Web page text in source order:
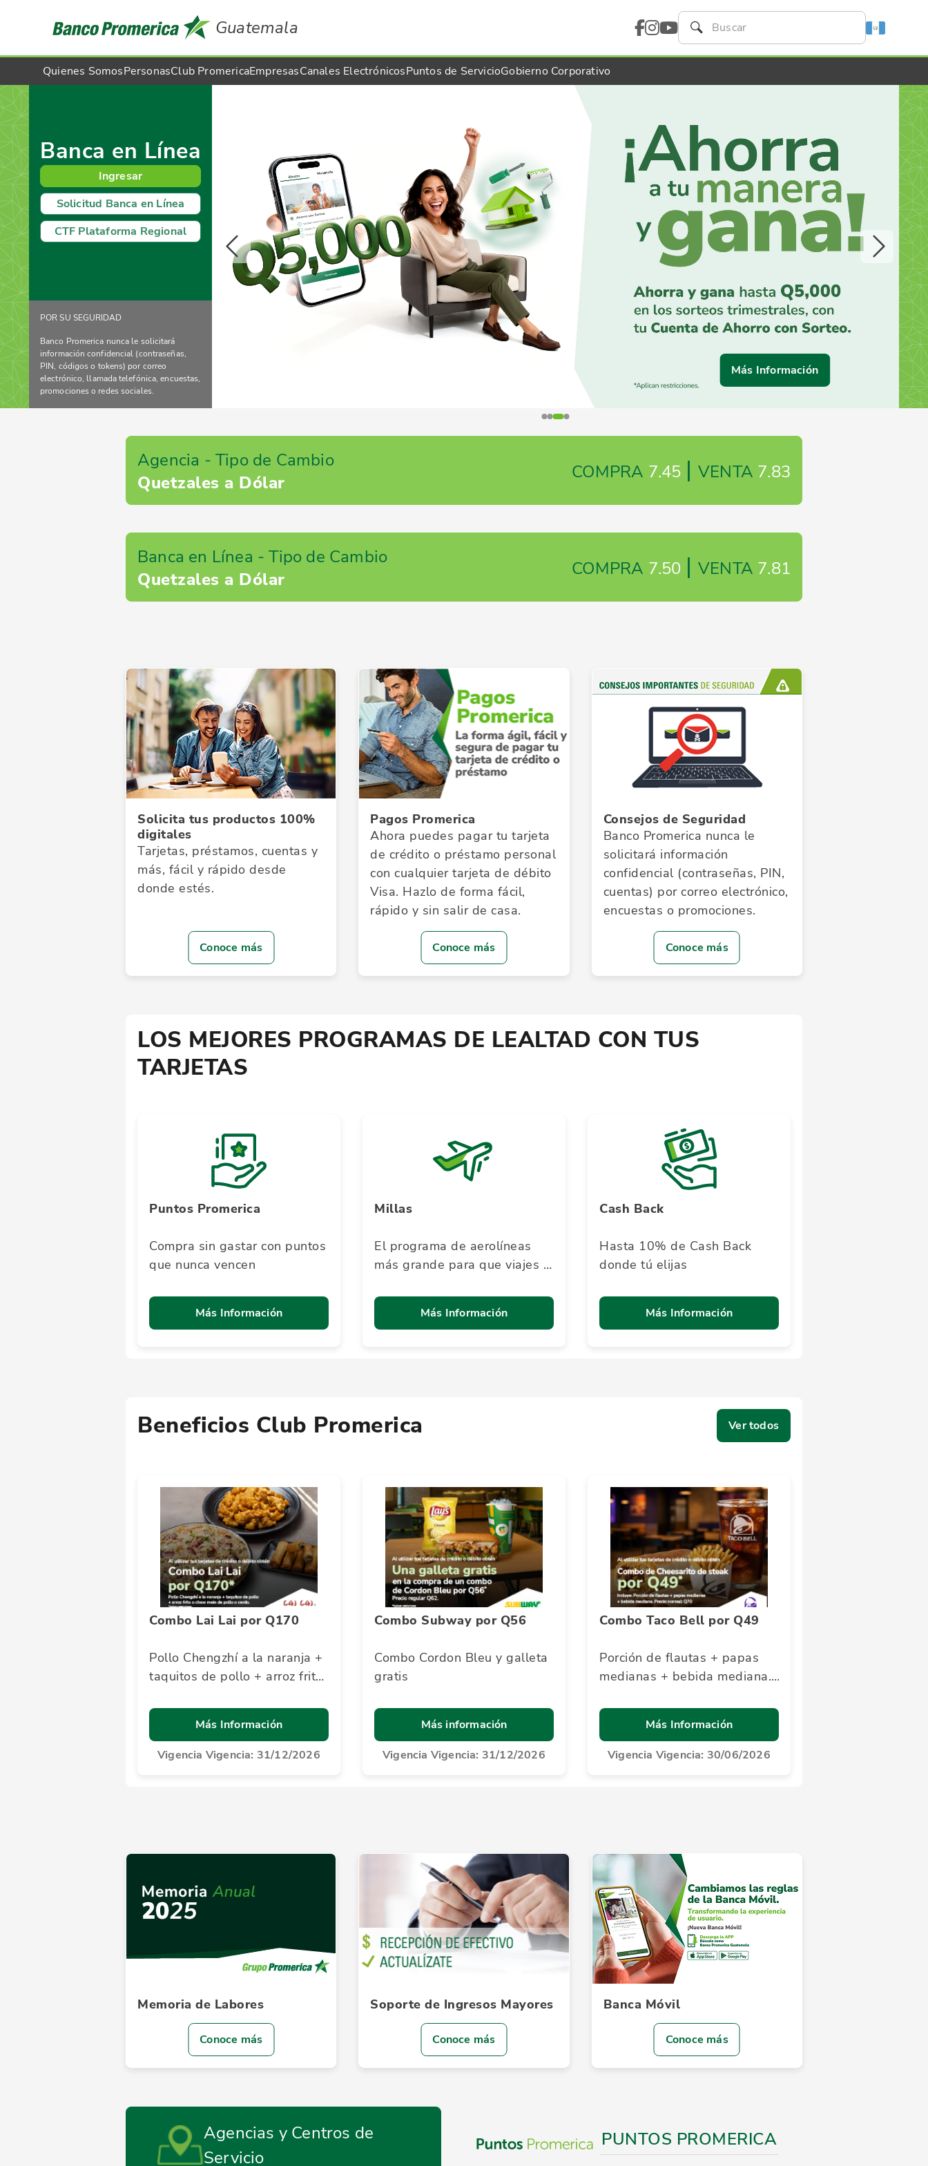
Guatemala
Quienes SomosPersonasClub PromericaEmpresasCanales ElectrónicosPuntos de ServicioGobierno Corporativo
Banca en Línea
Ingresar
Solicitud Banca en Línea
CTF Plataforma Regional
POR SU SEGURIDAD
Banco Promerica nunca le solicitará
información confidencial (contraseñas,
PIN, códigos o tokens) por correo
electrónico, llamada telefónica, encuestas,
promociones o redes sociales.
Más Información
Agencia - Tipo de Cambio
Quetzales a Dólar
COMPRA 7.45 | VENTA 7.83
Banca en Línea - Tipo de Cambio
Quetzales a Dólar
COMPRA 7.50 | VENTA 7.81
Solicita tus productos 100%
digitales
Tarjetas, préstamos, cuentas y
más, fácil y rápido desde
donde estés.
Conoce más
Pagos Promerica
Ahora puedes pagar tu tarjeta
de crédito o préstamo personal
con cualquier tarjeta de débito
Visa. Hazlo de forma fácil,
rápido y sin salir de casa.
Conoce más
Consejos de Seguridad
Banco Promerica nunca le
solicitará información
confidencial (contraseñas, PIN,
cuentas) por correo electrónico,
encuestas o promociones.
Conoce más
LOS MEJORES PROGRAMAS DE LEALTAD CON TUS
TARJETAS
Puntos Promerica
Compra sin gastar con puntos
que nunca vencen
Más Información
Millas
El programa de aerolíneas
más grande para que viajes a
Más Información
Cash Back
Hasta 10% de Cash Back
donde tú elijas
Más Información
Beneficios Club Promerica Ver todos
Combo Lai Lai por Q170
Pollo Chengzhí a la naranja +
taquitos de pollo + arroz frito
Más Información
Vigencia Vigencia: 31/12/2026
Combo Subway por Q56
Combo Cordon Bleu y galleta
gratis
Más información
Vigencia Vigencia: 31/12/2026
Combo Taco Bell por Q49
Porción de flautas + papas
medianas + bebida mediana.
Más Información
Vigencia Vigencia: 30/06/2026
Memoria de Labores
Conoce más
Soporte de Ingresos Mayores
Conoce más
Banca Móvil
Conoce más
Agencias y Centros de
Servicio
PUNTOS PROMERICA